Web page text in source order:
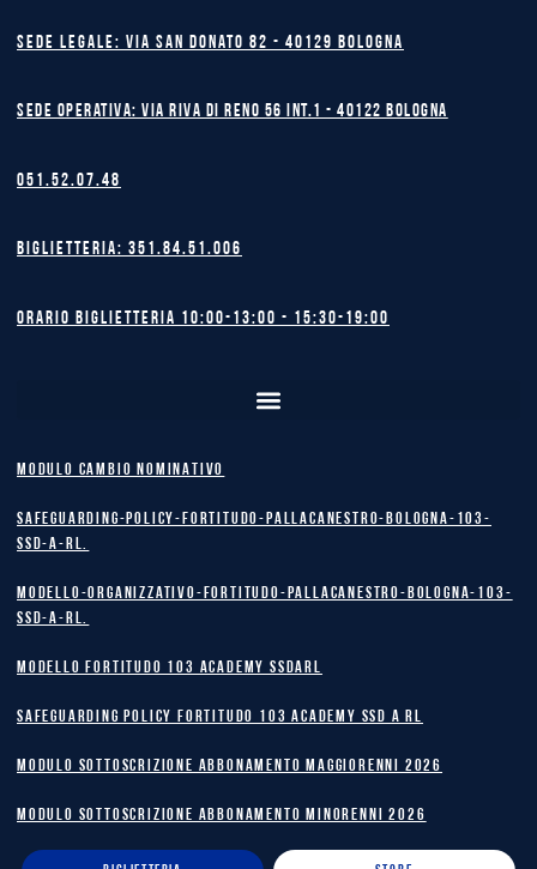
Sede legale: Via San Donato 82 - 40129 BOLOGNA
Sede operativa: Via Riva di Reno 56 int.1 - 40122 BOLOGNA
051.52.07.48
Biglietteria: 351.84.51.006
Orario biglietteria 10:00-13:00 - 15:30-19:00
MODULO CAMBIO NOMINATIVO
safeguarding-policy-Fortitudo-Pallacanestro-Bologna-103-
SSD-A-RL.
Modello-Organizzativo-Fortitudo-Pallacanestro-Bologna-103-
SSD-A-RL.
MODELLO FORTITUDO 103 ACADEMY SSDARL
safeguarding policy Fortitudo 103 Academy SSD A RL
MODULO SOTTOSCRIZIONE ABBONAMENTO MAGGIORENNI 2026
MODULO SOTTOSCRIZIONE ABBONAMENTO MINORENNI 2026